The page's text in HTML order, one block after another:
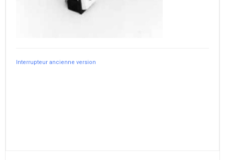
Interrupteur ancienne version